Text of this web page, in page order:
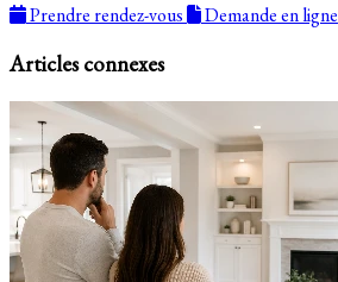
Prendre rendez-vous
Demande en ligne
Articles connexes